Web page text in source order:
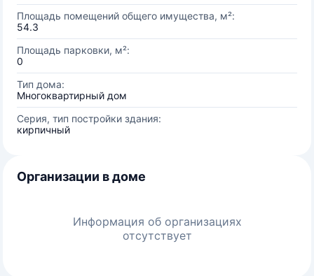
Площадь помещений общего имущества, м²:
54.3
Площадь парковки, м²:
0
Тип дома:
Многоквартирный дом
Серия, тип постройки здания:
кирпичный
Организации в доме
Информация об организациях
отсутствует